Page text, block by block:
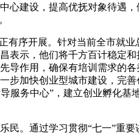
心建设，提高优抚对象待遇
有序开展。针对当前全市就业
表示，他们将千方百计稳定
导作用，确保有培训需求的
步加快创业型城市建设，完
服务中心”，建立创业孵化基
民。通过学习贯彻“七一”重要